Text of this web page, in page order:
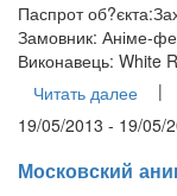
Паспрот
Замовник: Аніме-
Виконавець: White
Читать далее
|
19/05/2013 - 19/05/
Московский